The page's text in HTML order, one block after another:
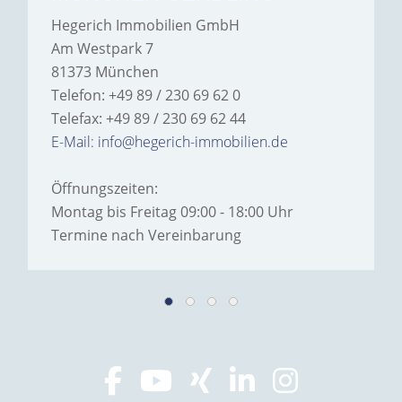
Hegerich Immobilien GmbH
Am Westpark 7
81373 München
Telefon: +49 89 / 230 69 62 0
Telefax: +49 89 / 230 69 62 44
E-Mail: info@hegerich-immobilien.de
Öffnungszeiten:
Montag bis Freitag 09:00 - 18:00 Uhr
Termine nach Vereinbarung